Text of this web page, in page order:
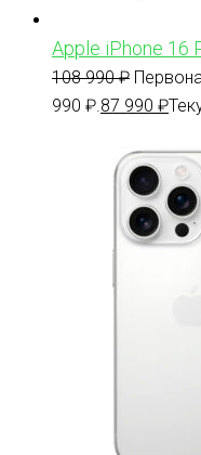
Apple iPhone 16
108 990₽
990 ₽. 87 990 ₽